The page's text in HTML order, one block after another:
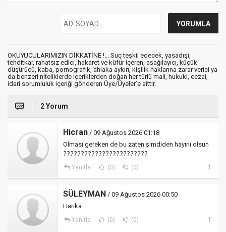
OKUYUCULARIMIZIN DİKKATİNE !... Suç teşkil edecek, yasadışı,
tehditkar, rahatsız edici, hakaret ve küfür içeren, aşağılayıcı, küçük
düşürücü, kaba, pornografik, ahlaka aykırı, kişilik haklarına zarar verici ya
da benzeri niteliklerde içeriklerden doğan her türlü mali, hukuki, cezai,
idari sorumluluk içeriği gönderen Üye/Üyeler’e aittir.
2 Yorum
Hicran / 09 Ağustos 2026 01:18
Olması gereken de bu zaten şimdiden hayırlı olsun
????????????????????????
Yanıtla (0) (0)
SÜLEYMAN / 09 Ağustos 2026 00:50
Harika..
Yanıtla (0) (0)